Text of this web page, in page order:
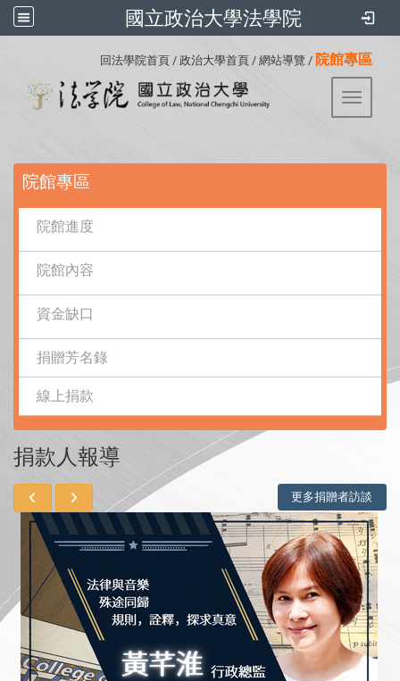
國立政治大學法學院
回法學院首頁 / 政治大學首頁 / 網站導覽 / 院館專區
Toggle
院館專區
院館進度
院館內容
資金缺口
捐贈芳名錄
線上捐款
捐款人報導
更多捐贈者訪談